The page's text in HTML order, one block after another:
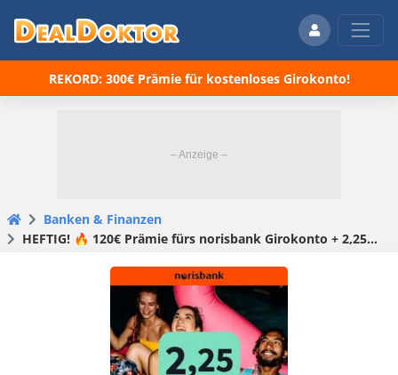
REKORD: 300€ Prämie für kostenloses Girokonto!
Banken & Finanzen
HEFTIG! 🔥 120€ Prämie fürs norisbank Girokonto + 2,25% aufs Tagesgeldkonto